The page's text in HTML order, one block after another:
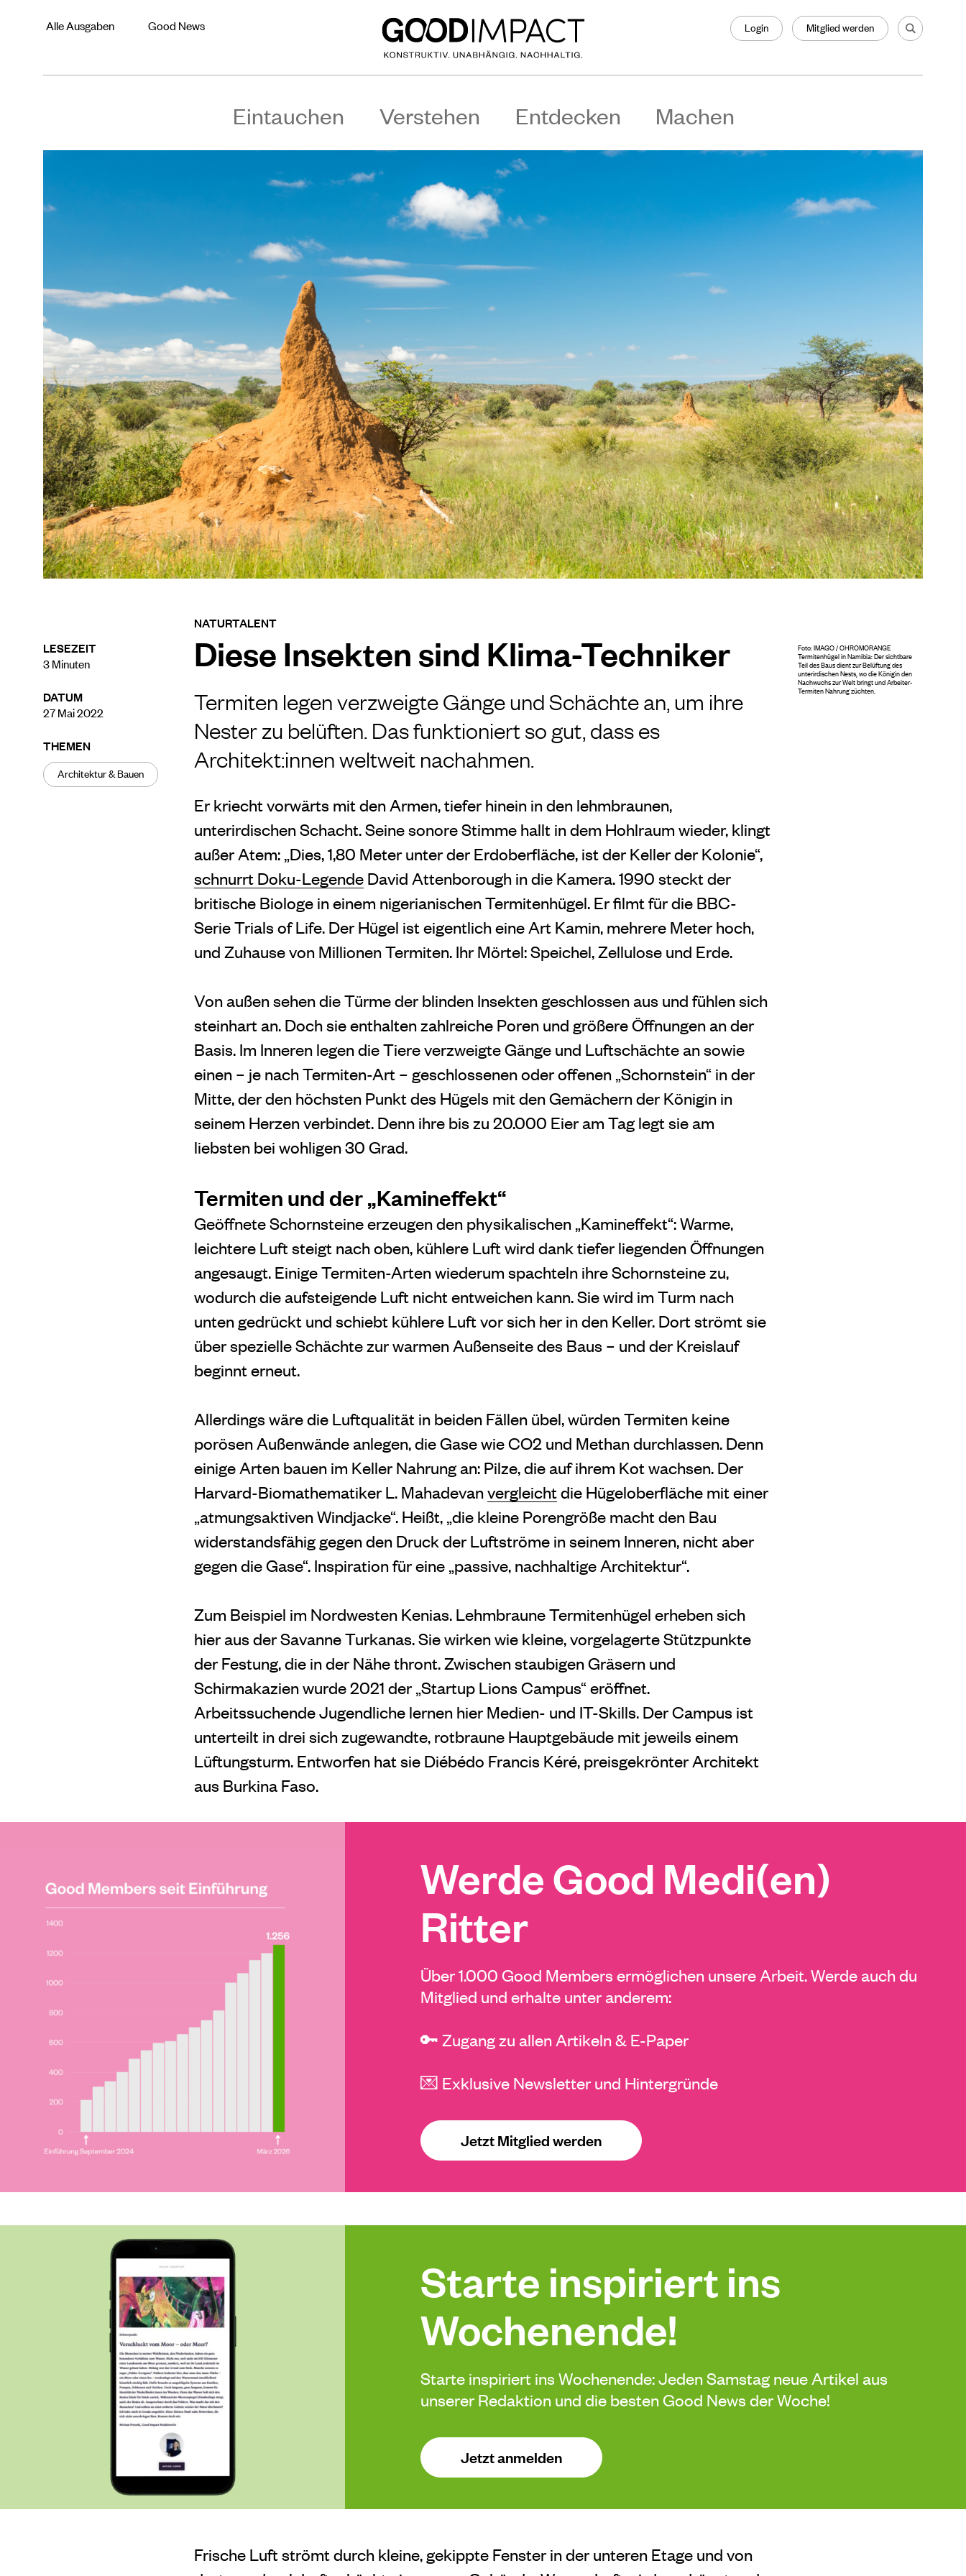
Alle Ausgaben Good News Login Mitglied werden
Eintauchen Verstehen Entdecken Machen
LESEZEIT
3Minuten
DATUM
27 Mai 2022
THEMEN
Architektur & Bauen
NATURTALENT
Diese Insekten sind Klima-Techniker
Termiten legen verzweigte Gänge und Schächte an, um ihre
Nester zu belüften. Das funktioniert so gut, dass es
Architekt:innen weltweit nachahmen.
Er kriecht vorwärts mit den Armen, tiefer hinein in den lehmbraunen,
unterirdischen Schacht. Seine sonore Stimme hallt in dem Hohlraum wieder, klingt
außer Atem: „Dies, 1,80 Meter unter der Erdoberfläche, ist der Keller der Kolonie“,
schnurrt Doku-Legende David Attenborough in die Kamera. 1990 steckt der
britische Biologe in einem nigerianischen Termitenhügel. Er filmt für die BBC-
Serie Trials of Life. Der Hügel ist eigentlich eine Art Kamin, mehrere Meter hoch,
und Zuhause von Millionen Termiten. Ihr Mörtel: Speichel, Zellulose und Erde.
Von außen sehen die Türme der blinden Insekten geschlossen aus und fühlen sich
steinhart an. Doch sie enthalten zahlreiche Poren und größere Öffnungen an der
Basis. Im Inneren legen die Tiere verzweigte Gänge und Luftschächte an sowie
einen – je nach Termiten-Art – geschlossenen oder offenen „Schornstein“ in der
Mitte, der den höchsten Punkt des Hügels mit den Gemächern der Königin in
seinem Herzen verbindet. Denn ihre bis zu 20.000 Eier am Tag legt sie am
liebsten bei wohligen 30 Grad.
Termiten und der „Kamineffekt“
Geöffnete Schornsteine erzeugen den physikalischen „Kamineffekt“: Warme,
leichtere Luft steigt nach oben, kühlere Luft wird dank tiefer liegenden Öffnungen
angesaugt. Einige Termiten-Arten wiederum spachteln ihre Schornsteine zu,
wodurch die aufsteigende Luft nicht entweichen kann. Sie wird im Turm nach
unten gedrückt und schiebt kühlere Luft vor sich her in den Keller. Dort strömt sie
über spezielle Schächte zur warmen Außenseite des Baus – und der Kreislauf
beginnt erneut.
Allerdings wäre die Luftqualität in beiden Fällen übel, würden Termiten keine
porösen Außenwände anlegen, die Gase wie CO2 und Methan durchlassen. Denn
einige Arten bauen im Keller Nahrung an: Pilze, die auf ihrem Kot wachsen. Der
Harvard-Biomathematiker L. Mahadevanvergleichtdie Hügeloberfläche mit einer
„atmungsaktiven Windjacke“. Heißt, „die kleine Porengröße macht den Bau
widerstandsfähig gegen den Druck der Luftströme in seinem Inneren, nicht aber
gegen die Gase“. Inspiration für eine „passive, nachhaltige Architektur“.
Zum Beispiel im Nordwesten Kenias. Lehmbraune Termitenhügel erheben sich
hier aus der Savanne Turkanas. Sie wirken wie kleine, vorgelagerte Stützpunkte
der Festung, die in der Nähe thront. Zwischen staubigen Gräsern und
Schirmakazien wurde 2021 der „Startup Lions Campus“ eröffnet.
Arbeitssuchende Jugendliche lernen hier Medien- und IT-Skills. Der Campus ist
unterteilt in drei sich zugewandte, rotbraune Hauptgebäude mit jeweils einem
Lüftungsturm. Entworfen hat sie Diébédo Francis Kéré, preisgekrönter Architekt
aus Burkina Faso.
Werde Good Medi(en)
Ritter
Über 1.000 Good Members ermöglichen unsere Arbeit. Werde auch du
Mitglied und erhalte unter anderem:
🔑 Zugang zu allen Artikeln & E-Paper
💌 Exklusive Newsletter und Hintergründe
Jetzt Mitglied werden
Starte inspiriert ins
Wochenende!
Starte inspiriert ins Wochenende: Jeden Samstag neue Artikel aus
unserer Redaktion und die besten Good News der Woche!
Jetzt anmelden
Frische Luft strömt durch kleine, gekippte Fenster in der unteren Etage und von
Foto: IMAGO / CHROMORANGE
Termitenhügel in Namibia: Der sichtbare
Teil des Baus dient zur Belüftung des
unterirdischen Nests, wo die Königin den
Nachwuchs zur Welt bringt und Arbeiter-
Termiten Nahrung züchten.